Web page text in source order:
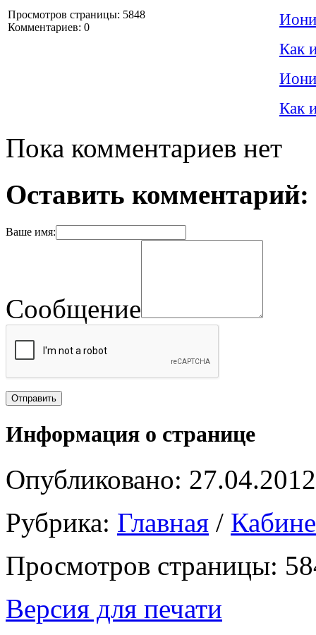
Просмотров страницы: 5848
Комментариев: 0
Как
Как
Пока комментариев нет
Оставить комментарий:
Ваше имя:
Сообщение
Информация о странице
Опубликовано: 27.04.2012
Рубрика: Главная /
Просмотров страницы:
Версия для печати